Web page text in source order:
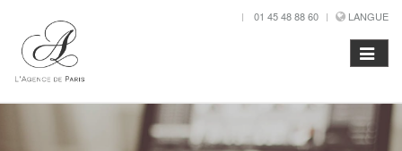
01 45 48 88 60 LANGUE